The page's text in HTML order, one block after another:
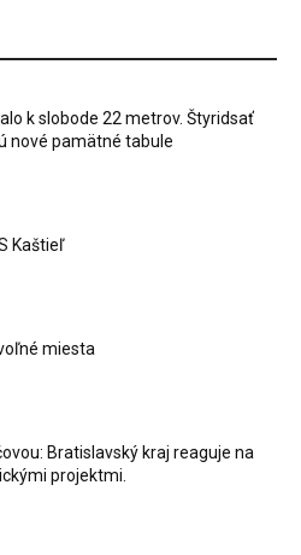
k slobode 22 metrov. Štyridsať
nové pamätné tabule
Kaštieľ
miesta
Bratislavský kraj reaguje na
projektmi.